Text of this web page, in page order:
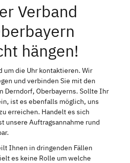
Verband
hängen!
um die Uhr kontaktieren. Wir
und verbinden Sie mit den
Derndorf, Oberbayerns. Sollte Ihr
ist es ebenfalls möglich, uns
erreichen. Handelt es sich
unsere Auftragsannahme rund
Ihnen in dringenden Fällen
es keine Rolle um welche